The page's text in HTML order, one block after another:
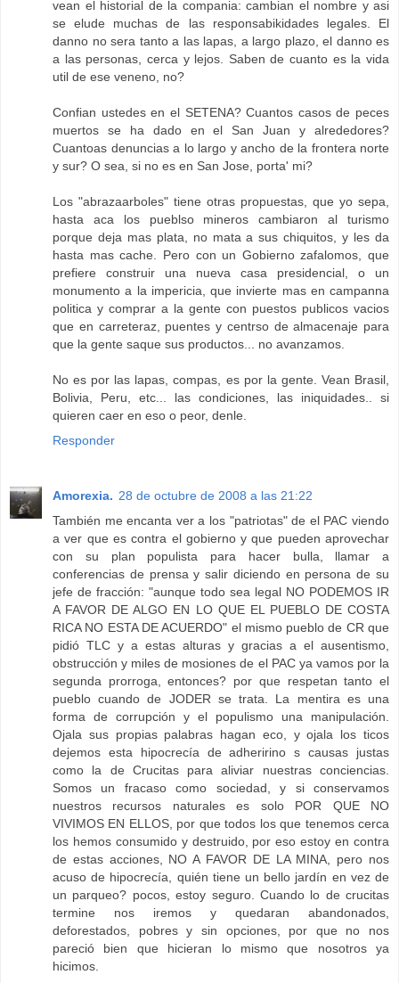
vean el historial de la compania: cambian el nombre y asi
se elude muchas de las responsabikidades legales. El
danno no sera tanto a las lapas, a largo plazo, el danno es
a las personas, cerca y lejos. Saben de cuanto es la vida
util de ese veneno, no?
Confian ustedes en el SETENA? Cuantos casos de peces
muertos se ha dado en el San Juan y alrededores?
Cuantoas denuncias a lo largo y ancho de la frontera norte
y sur? O sea, si no es en San Jose, porta' mi?
Los "abrazaarboles" tiene otras propuestas, que yo sepa,
hasta aca los pueblso mineros cambiaron al turismo
porque deja mas plata, no mata a sus chiquitos, y les da
hasta mas cache. Pero con un Gobierno zafalomos, que
prefiere construir una nueva casa presidencial, o un
monumento a la impericia, que invierte mas en campanna
politica y comprar a la gente con puestos publicos vacios
que en carreteraz, puentes y centrso de almacenaje para
que la gente saque sus productos... no avanzamos.
No es por las lapas, compas, es por la gente. Vean Brasil,
Bolivia, Peru, etc... las condiciones, las iniquidades.. si
quieren caer en eso o peor, denle.
Responder
Amorexia. 28 de octubre de 2008 a las 21:22
También me encanta ver a los "patriotas" de el PAC viendo
a ver que es contra el gobierno y que pueden aprovechar
con su plan populista para hacer bulla, llamar a
conferencias de prensa y salir diciendo en persona de su
jefe de fracción: "aunque todo sea legal NO PODEMOS IR
A FAVOR DE ALGO EN LO QUE EL PUEBLO DE COSTA
RICA NO ESTA DE ACUERDO" el mismo pueblo de CR que
pidió TLC y a estas alturas y gracias a el ausentismo,
obstrucción y miles de mosiones de el PAC ya vamos por la
segunda prorroga, entonces? por que respetan tanto el
pueblo cuando de JODER se trata. La mentira es una
forma de corrupción y el populismo una manipulación.
Ojala sus propias palabras hagan eco, y ojala los ticos
dejemos esta hipocrecía de adheririno s causas justas
como la de Crucitas para aliviar nuestras conciencias.
Somos un fracaso como sociedad, y si conservamos
nuestros recursos naturales es solo POR QUE NO
VIVIMOS EN ELLOS, por que todos los que tenemos cerca
los hemos consumido y destruido, por eso estoy en contra
de estas acciones, NO A FAVOR DE LA MINA, pero nos
acuso de hipocrecía, quién tiene un bello jardín en vez de
un parqueo? pocos, estoy seguro. Cuando lo de crucitas
termine nos iremos y quedaran abandonados,
deforestados, pobres y sin opciones, por que no nos
pareció bien que hicieran lo mismo que nosotros ya
hicimos.